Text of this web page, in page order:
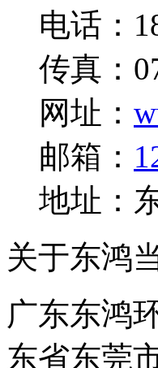
电话：
传真：
网址：
邮箱：
地址：
关于东鸿
广东东鸿
东省东莞